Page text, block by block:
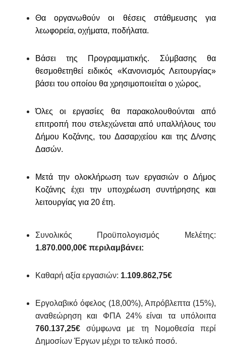
Θα οργανωθούν οι θέσεις στάθμευσης για
λεωφορεία, οχήματα, ποδήλατα.
Βάσει της Προγραμματικής. Σύμβασης θα
θεσμοθετηθεί ειδικός «Κανονισμός Λειτουργίας»
βάσει του οποίου θα χρησιμοποιείται ο χώρος,
Όλες οι εργασίες θα παρακολουθούνται από
επιτροπή που στελεχώνεται από υπαλλήλους του
Δήμου Κοζάνης, του Δασαρχείου και της Δ/νσης
Δασών.
Μετά την ολοκλήρωση των εργασιών ο Δήμος
Κοζάνης έχει την υποχρέωση συντήρησης και
λειτουργίας για 20 έτη.
Συνολικός Προϋπολογισμός Μελέτης:
1.870.000,00€ περιλαμβάνει:
Καθαρή αξία εργασιών: 1.109.862,75€
Εργολαβικό όφελος (18,00%), Απρόβλεπτα (15%),
αναθεώρηση και ΦΠΑ 24% είναι τα υπόλοιπα
760.137,25€σύμφωνα με τη Νομοθεσία περί
Δημοσίων Έργων μέχρι το τελικό ποσό.